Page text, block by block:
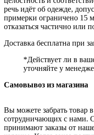
речь идёт об одежде,
примерки ограничено 15
отказаться частично или
Доставка бесплатна при
*Действует ли в
уточняйте у
Самовывоз из магазина
Вы можете забрать товар
сотрудничающих с нами.
принимают заказы от